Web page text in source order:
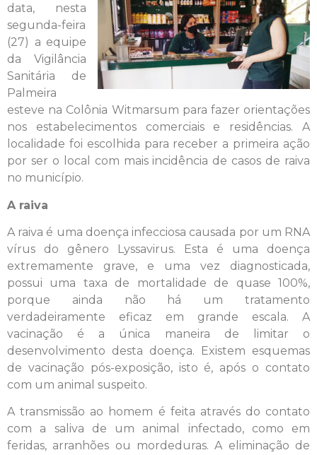
data, nesta
segunda-feira
(27) a equipe
da Vigilância
Sanitária de
Palmeira
esteve na Colônia Witmarsum para fazer orientações
nos estabelecimentos comerciais e residências. A
localidade foi escolhida para receber a primeira ação
por ser o local com mais incidência de casos de raiva
no município.
A raiva
A raiva é uma doença infecciosa causada por um RNA
vírus do gênero Lyssavirus. Esta é uma doença
extremamente grave, e uma vez diagnosticada,
possui uma taxa de mortalidade de quase 100%,
porque ainda não há um tratamento
verdadeiramente eficaz em grande escala. A
vacinação é a única maneira de limitar o
desenvolvimento desta doença. Existem esquemas
de vacinação pós-exposição, isto é, após o contato
com um animal suspeito.
A transmissão ao homem é feita através do contato
com a saliva de um animal infectado, como em
feridas, arranhões ou mordeduras. A eliminação de